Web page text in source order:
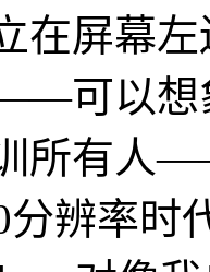
在屏幕
可以想
所有人
分辨率时